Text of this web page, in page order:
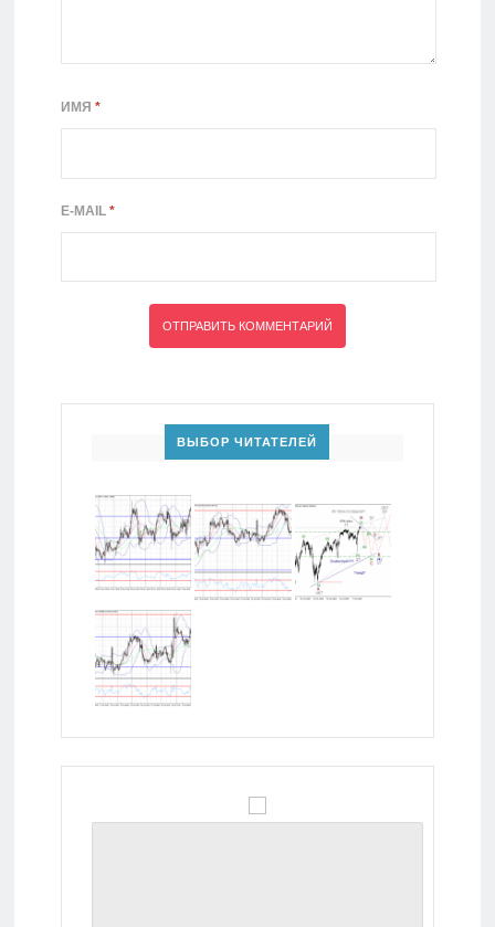
ИМЯ *
E-MAIL *
ВЫБОР ЧИТАТЕЛЕЙ